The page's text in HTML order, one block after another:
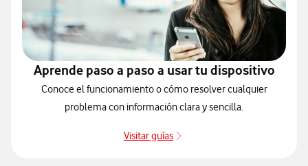
Aprende paso a paso a usar tu dispositivo
Conoce el funcionamiento o cómo resolver cualquier
problema con información clara y sencilla.
Visitar guías